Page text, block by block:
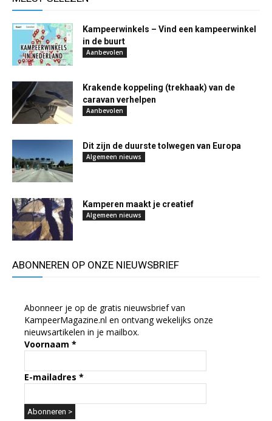
Kampeerwinkels – Vind een kampeerwinkel
in de buurt
Aanbevolen
Krakende koppeling (trekhaak) van de
caravan verhelpen
Aanbevolen
Dit zijn de duurste tolwegen van Europa
Algemeen nieuws
Kamperen maakt je creatief
Algemeen nieuws
ABONNEREN OP ONZE NIEUWSBRIEF
Abonneer je op de gratis nieuwsbrief van
KampeerMagazine.nl en ontvang wekelijks onze
nieuwsartikelen in je mailbox.
Voornaam *
E-mailadres *